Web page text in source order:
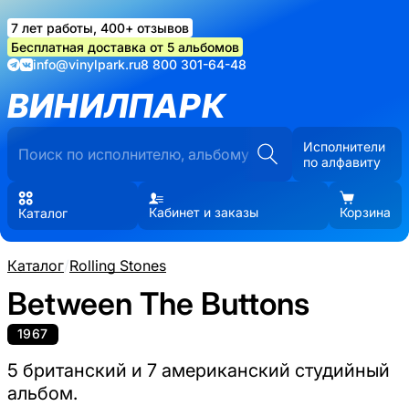
7 лет работы, 400+ отзывов
Бесплатная доставка от 5 альбомов
info@vinylpark.ru8 800 301-64-48
ВИНИЛПАРК
Исполнители
по алфавиту
Каталог Кабинет и заказы Корзина
Каталог/Rolling Stones
Between The Buttons
1967
5 британский и 7 американский студийный
альбом.